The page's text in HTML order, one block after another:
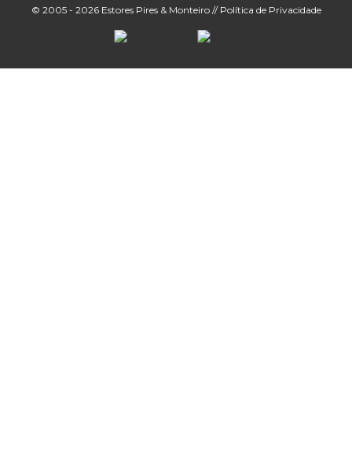
© 2005 - 2026 Estores Pires & Monteiro // Política de Privacidade